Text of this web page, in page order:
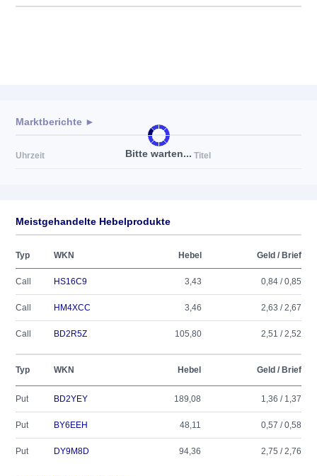
Bitte warten...
Marktberichte ►
Uhrzeit Titel
Meistgehandelte Hebelprodukte
Typ WKN Hebel Geld / Brief
Call HS16C9 3,43 0,84 / 0,85
Call HM4XCC 3,46 2,63 / 2,67
Call BD2R5Z 105,80 2,51 / 2,52
Typ WKN Hebel Geld / Brief
Put BD2YEY 189,08 1,36 / 1,37
Put BY6EEH 48,11 0,57 / 0,58
Put DY9M8D 94,36 2,75 / 2,76